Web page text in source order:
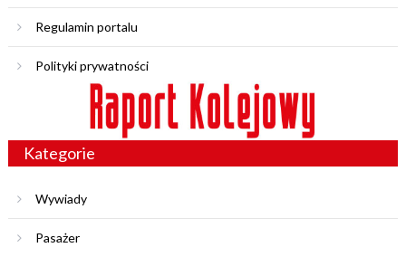
Regulamin portalu
Polityki prywatności
Kategorie
Wywiady
Pasażer